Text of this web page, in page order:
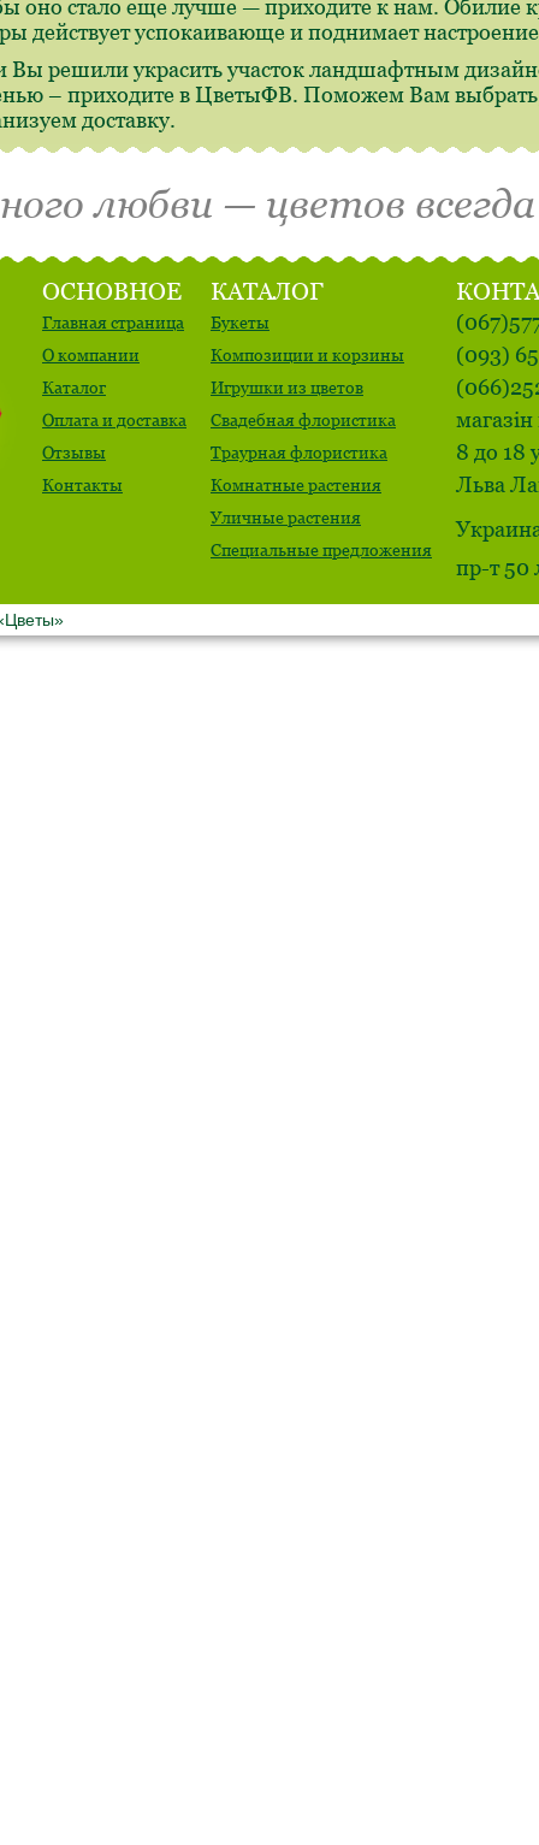
оно стало еще лучше — приходите к нам. Обилие
действует успокаивающе и поднимает
Вы решили украсить участок ландшафтным
– приходите в ЦветыФВ. Поможем Вам
доставку.
любви — цветов
ОСНОВНОЕ
Главная страница
О компании
Каталог
Оплата и доставка
Отзывы
Контакты
КАТАЛОГ
Букеты
Композиции и корзины
Игрушки из цветов
Свадебная флористика
Траурная флористика
Комнатные растения
Уличные растения
Специальные предложения
(093)
8 до 18
Льва
пр-т 50